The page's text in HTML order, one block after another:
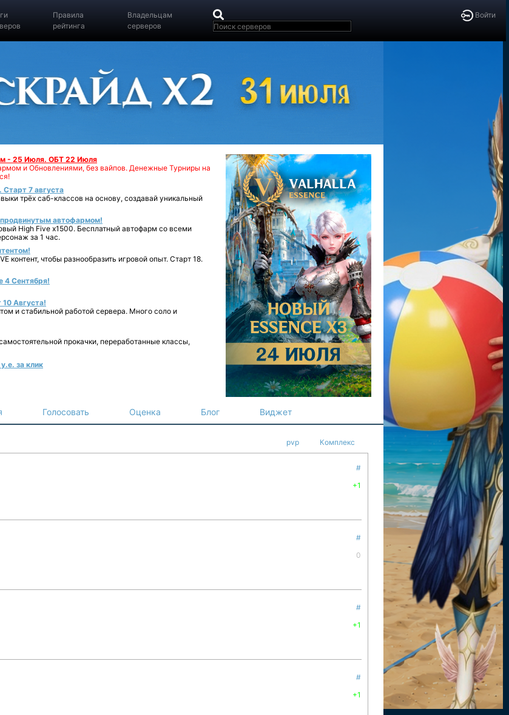
Войти
Правила
рейтинга
Владельцам
серверов
- 25 Июля. ОБТ 22 Июля
и Обновлениями, без вайпов. Денежные Турниры на
7 августа
трёх саб-классов на основу, создавай уникальный
продвинутым автофармом!
High Five x1500. Бесплатный автофарм со всеми
за 1 час.
контент, чтобы разнообразить игровой опыт. Старт 18.
4 Сентября!
Августа!
и стабильной работой сервера. Много соло и
прокачки, переработанные классы,
за клик
Голосовать Оценка Блог Виджет
pvp Комплекс
#
+1
#
0
#
+1
#
+1